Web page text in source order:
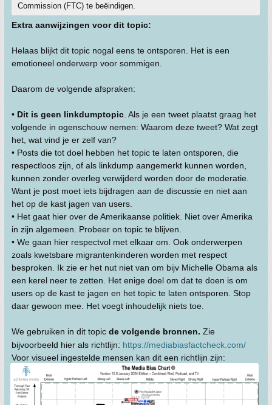
Commission (FTC) te beëindigen.
Extra aanwijzingen voor dit topic:
Helaas blijkt dit topic nogal eens te ontsporen. Het is een
emotioneel onderwerp voor sommigen.
Daarom de volgende afspraken:
• Dit is geen linkdumptopic . Als je een tweet plaatst graag het
volgende in ogenschouw nemen: Waarom deze tweet? Wat zegt
het, wat vind je er zelf van?
• Posts die tot doel hebben het topic te laten ontsporen, die
respectloos zijn, of als linkdump aangemerkt kunnen worden,
kunnen zonder overleg verwijderd worden door de moderatie.
Want je post moet iets bijdragen aan de discussie en niet aan
het op de kast jagen van users.
• Het gaat hier over de Amerikaanse politiek. Niet over Amerika
in zijn algemeen. Probeer on topic te blijven.
• We gaan hier respectvol met elkaar om. Ook onderwerpen
zoals kwetsbare migrantenkinderen worden met respect
besproken. Ik zie er het nut niet van om bijv Michelle Obama als
een kerel neer te zetten. Het enige doel om dat te doen is om
users op de kast te jagen en het topic te laten ontsporen. Stop
daar gewoon mee. Het voegt inhoudelijk niets toe.
We gebruiken in dit topic de volgende bronnen. Zie
bijvoorbeeld hier als richtlijn: https://mediabiasfactcheck.com/
Voor visueel ingestelde mensen kan dit een richtlijn zijn: